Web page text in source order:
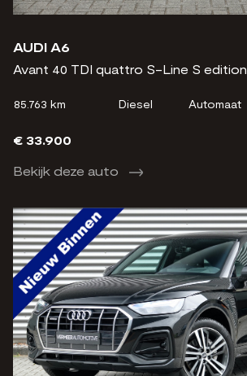
AUDI A6
Avant 40 TDI quattro S-Line S edition
85.763 km Diesel Automaat
€ 33.900
Bekijk deze auto